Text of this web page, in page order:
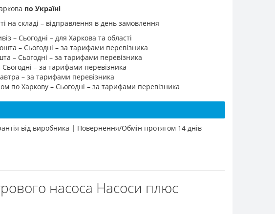
по Україні
на складі – відправлення в день замовлення
– Сьогодні – для Харкова та області
– Сьогодні – за тарифами перевізника
– Сьогодні – за тарифами перевізника
Сьогодні – за тарифами перевізника
– за тарифами перевізника
по Харкову – Сьогодні – за тарифами перевізника
від виробника | Повернення/Обмін протягом 14 днів
насоса Насоси плюс